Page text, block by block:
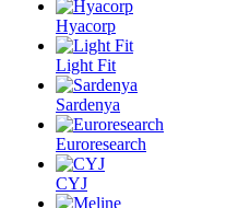
Hyacorp
Light Fit
Sardenya
Euroresearch
CYJ